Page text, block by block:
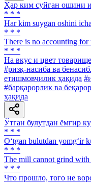
Ҳар ким суйган ошини
* * *
Har kim suygan oshini
* * *
There is no accounting for
* * *
Ha вкус и цвет
#ризқ-насиба ва
етишмовчилик ҳақида
#барқарорлик ва
ҳақида
Ўтган булутдан ёмғир
* * *
O‘tgan bulutdan yomg‘ir
* * *
The mill cannot grind with
* * *
Что прошло, того не